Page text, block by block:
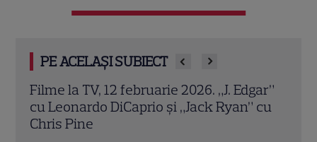
PE ACELAȘI SUBIECT
Filme la TV, 12 februarie 2026. „J. Edgar”
cu Leonardo DiCaprio și „Jack Ryan” cu
Chris Pine